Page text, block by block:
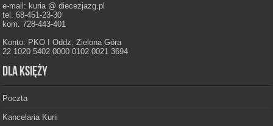
e-mail: kuria @ diecezjazg.pl
tel. 68-451-23-30
kom. 728-443-401
Konto: PKO I Oddz. Zielona Góra
22 1020 5402 0000 0102 0021 3694
Dla księży
Poczta
Kancelaria Kurii